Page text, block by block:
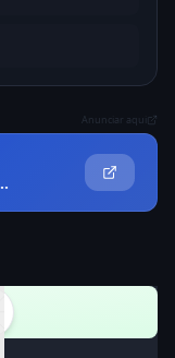
Anunciar aqui